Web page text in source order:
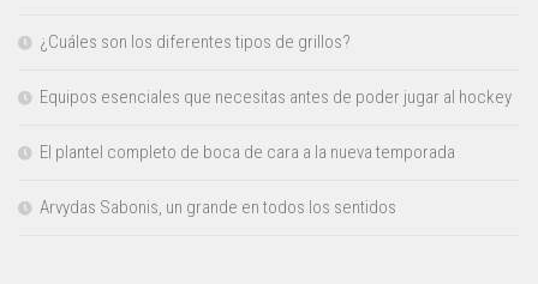
¿Cuáles son los diferentes tipos de grillos?
Equipos esenciales que necesitas antes de poder jugar al hockey
El plantel completo de boca de cara a la nueva temporada
Arvydas Sabonis, un grande en todos los sentidos